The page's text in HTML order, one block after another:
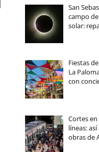
San
campo
solar:
Fiestas
La
con
Cortes en
líneas:
obras de